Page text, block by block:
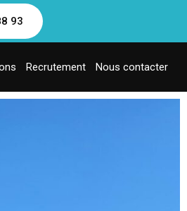
93
Recrutement Nous contacter